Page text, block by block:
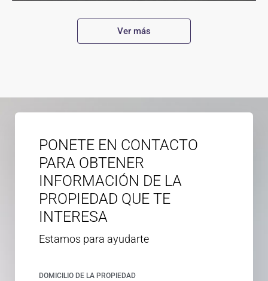
Ver más
PONETE EN CONTACTO
PARA OBTENER
INFORMACIÓN DE LA
PROPIEDAD QUE TE
INTERESA
Estamos para ayudarte
DOMICILIO DE LA PROPIEDAD